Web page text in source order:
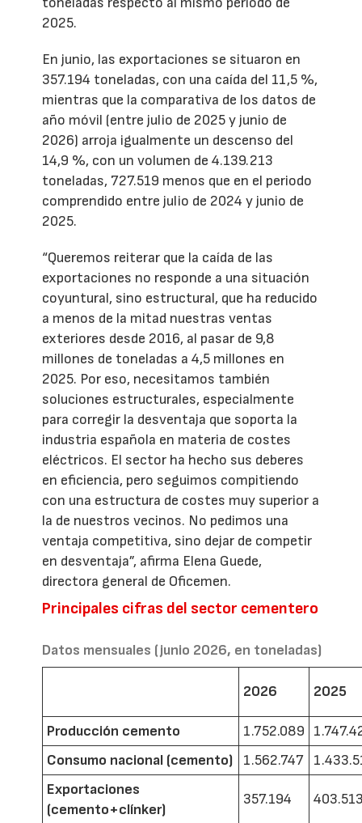
2025.
En junio, las exportaciones se situaron en
357.194 toneladas, con una caída del 11,5 %,
mientras que la comparativa de los datos de
año móvil (entre julio de 2025 y junio de
2026) arroja igualmente un descenso del
14,9 %, con un volumen de 4.139.213
toneladas, 727.519 menos que en el periodo
comprendido entre julio de 2024 y junio de
2025.
“Queremos reiterar que la caída de las
exportaciones no responde a una situación
coyuntural, sino estructural, que ha reducido
a menos de la mitad nuestras ventas
exteriores desde 2016, al pasar de 9,8
millones de toneladas a 4,5 millones en
2025. Por eso, necesitamos también
soluciones estructurales, especialmente
para corregir la desventaja que soporta la
industria española en materia de costes
eléctricos. El sector ha hecho sus deberes
en eficiencia, pero seguimos compitiendo
con una estructura de costes muy superior a
la de nuestros vecinos. No pedimos una
ventaja competitiva, sino dejar de competir
en desventaja”, afirma Elena Guede,
directora general de Oficemen.
Principales cifras del sector cementero
Datos mensuales (junio 2026, en toneladas)
2026 2025
Producción cemento 1.752.089
Consumo nacional (cemento)
1.562.747
Exportaciones
(cemento+clínker)
357.194